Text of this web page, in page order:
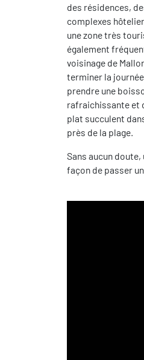
des résidences,
complexes
une zone très
également
voisinage de
terminer la
prendre une
rafraichissante et
plat succulent
près de la plage.
Sans aucun doute,
façon de passer